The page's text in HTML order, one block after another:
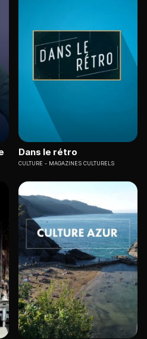
Dans le rétro
CULTURE MAGAZINES CULTURELS